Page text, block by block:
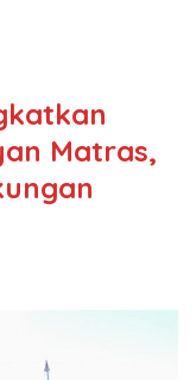
Matras,